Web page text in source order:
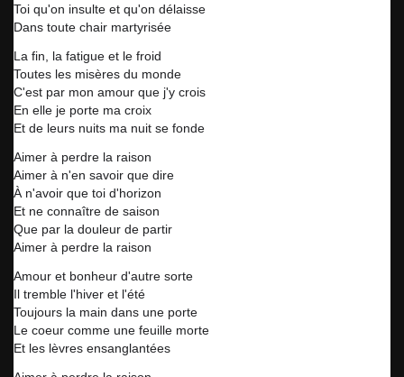
Toi qu'on insulte et qu'on délaisse
Dans toute chair martyrisée
La fin, la fatigue et le froid
Toutes les misères du monde
C'est par mon amour que j'y crois
En elle je porte ma croix
Et de leurs nuits ma nuit se fonde
Aimer à perdre la raison
Aimer à n'en savoir que dire
À n'avoir que toi d'horizon
Et ne connaître de saison
Que par la douleur de partir
Aimer à perdre la raison
Amour et bonheur d'autre sorte
Il tremble l'hiver et l'été
Toujours la main dans une porte
Le coeur comme une feuille morte
Et les lèvres ensanglantées